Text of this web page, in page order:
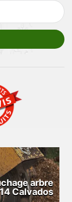
arbre
Calvados